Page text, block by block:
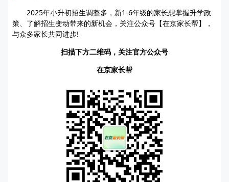
2025年小升初招生调整多，新1-6年级的家长想掌握升学政
策、了解招生变动带来的新机会，关注公众号【在京家长帮】，
与众多家长共同进步!
扫描下方二维码，关注官方公众号
在京家长帮